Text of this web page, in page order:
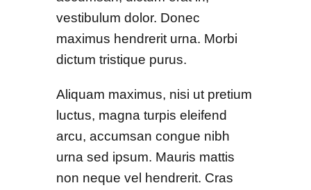
vestibulum dolor. Donec
maximus hendrerit urna. Morbi
dictum tristique purus.
Aliquam maximus, nisi ut pretium
luctus, magna turpis eleifend
arcu, accumsan congue nibh
urna sed ipsum. Mauris mattis
non neque vel hendrerit. Cras